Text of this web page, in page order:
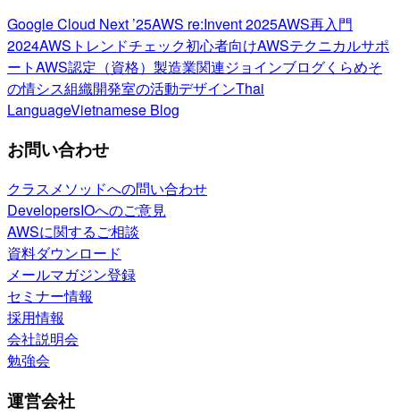
Google Cloud Next ’25AWS re:Invent 2025AWS再入門
2024AWSトレンドチェック初心者向けAWSテクニカルサポ
ートAWS認定（資格） 製造業関連ジョインブログくらめそ
の情シス組織開発室の活動デザインThai
LanguageVietnamese Blog
お問い合わせ
クラスメソッドへの問い合わせ
DevelopersIOへのご意見
AWSに関するご相談
資料ダウンロード
メールマガジン登録
セミナー情報
採用情報
会社説明会
勉強会
運営会社